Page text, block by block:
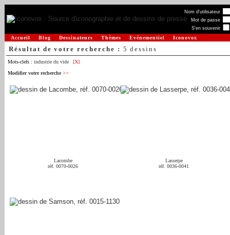
Nom d'utilisateur
Mot de passe
S'en souvenir
Accueil Blog Dessinateurs Thèmes Evénementiel Iconovox
Résultat de votre recherche : 5 dessins
Mots-clefs : industrie du vide
[X]
Modifier votre recherche >>
Lacombe
réf. 0070-0026
Lasserpe
réf. 0036-0041